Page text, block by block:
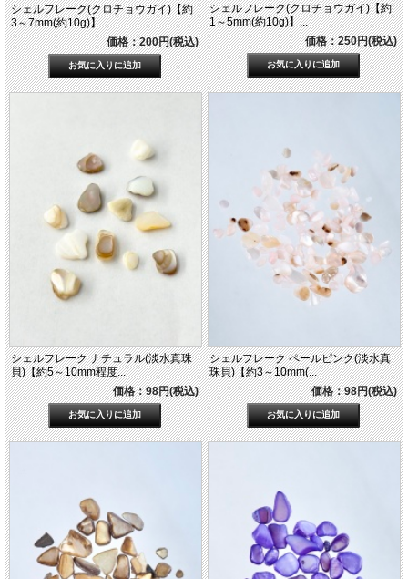
シェルフレーク(クロチョウガイ)【約
3～7mm(約10g)】...
価格：200円(税込)
シェルフレーク(クロチョウガイ)【約
1～5mm(約10g)】...
価格：250円(税込)
シェルフレーク ナチュラル(淡水真珠
貝)【約5～10mm程度...
価格：98円(税込)
シェルフレーク ペールピンク(淡水真
珠貝)【約3～10mm(...
価格：98円(税込)